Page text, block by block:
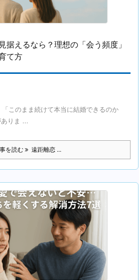
据えるなら？理想の「会う頻度」
て方
このまま続けて本当に結婚できるのか
りま ...
を読む 遠距離恋 ...